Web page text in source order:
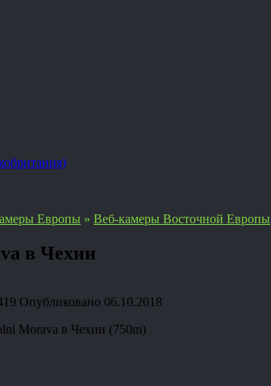
Европы » Веб-камеры Восточной Европы
в Чехии
Опубликовано 06.10.2018
Morava в Чехии (750m)